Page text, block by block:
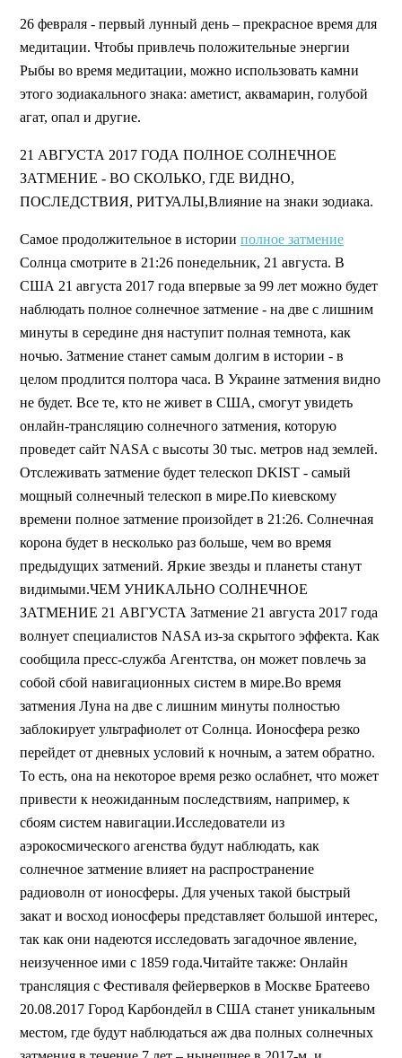
26 февраля - первый лунный день – прекрасное время для
медитации. Чтобы привлечь положительные энергии
Рыбы во время медитации, можно использовать камни
этого зодиакального знака: аметист, аквамарин, голубой
агат, опал и другие.
21 АВГУСТА 2017 ГОДА ПОЛНОЕ СОЛНЕЧНОЕ
ЗАТМЕНИЕ - ВО СКОЛЬКО, ГДЕ ВИДНО,
ПОСЛЕДСТВИЯ, РИТУАЛЫ,Влияние на знаки зодиака.
Самое продолжительное в истории полное затмение
Солнца смотрите в 21:26 понедельник, 21 августа. В
США 21 августа 2017 года впервые за 99 лет можно будет
наблюдать полное солнечное затмение - на две с лишним
минуты в середине дня наступит полная темнота, как
ночью. Затмение станет самым долгим в истории - в
целом продлится полтора часа. В Украине затмения видно
не будет. Все те, кто не живет в США, смогут увидеть
онлайн-трансляцию солнечного затмения, которую
проведет сайт NASA с высоты 30 тыс. метров над землей.
Отслеживать затмение будет телескоп DKIST - самый
мощный солнечный телескоп в мире.По киевскому
времени полное затмение произойдет в 21:26. Солнечная
корона будет в несколько раз больше, чем во время
предыдущих затмений. Яркие звезды и планеты станут
видимыми.ЧЕМ УНИКАЛЬНО СОЛНЕЧНОЕ
ЗАТМЕНИЕ 21 АВГУСТА Затмение 21 августа 2017 года
волнует специалистов NASA из-за скрытого эффекта. Как
сообщила пресс-служба Агентства, он может повлечь за
собой сбой навигационных систем в мире.Во время
затмения Луна на две с лишним минуты полностью
заблокирует ультрафиолет от Солнца. Ионосфера резко
перейдет от дневных условий к ночным, а затем обратно.
То есть, она на некоторое время резко ослабнет, что может
привести к неожиданным последствиям, например, к
сбоям систем навигации.Исследователи из
аэрокосмического агенства будут наблюдать, как
солнечное затмение влияет на распространение
радиоволн от ионосферы. Для ученых такой быстрый
закат и восход ионосферы представляет большой интерес,
так как они надеются исследовать загадочное явление,
неизученное ими с 1859 года.Читайте также: Онлайн
трансляция с Фестиваля фейерверков в Москве Братеево
20.08.2017 Город Карбондейл в США станет уникальным
местом, где будут наблюдаться аж два полных солнечных